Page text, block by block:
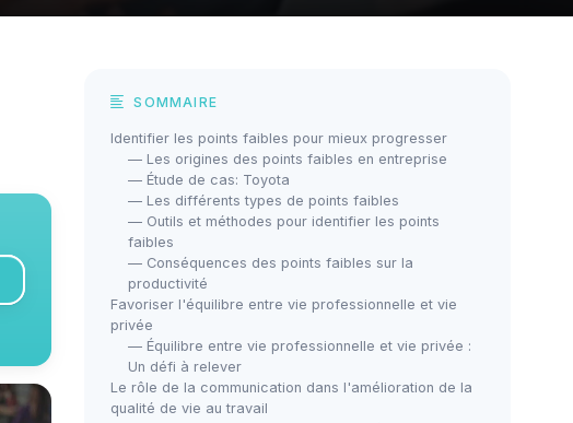
SOMMAIRE
Identifier les points faibles pour mieux progresser
— Les origines des points faibles en entreprise
— Étude de cas: Toyota
— Les différents types de points faibles
— Outils et méthodes pour identifier les points
faibles
— Conséquences des points faibles sur la
productivité
Favoriser l'équilibre entre vie professionnelle et vie
privée
— Équilibre entre vie professionnelle et vie privée :
Un défi à relever
Le rôle de la communication dans l'amélioration de la
qualité de vie au travail